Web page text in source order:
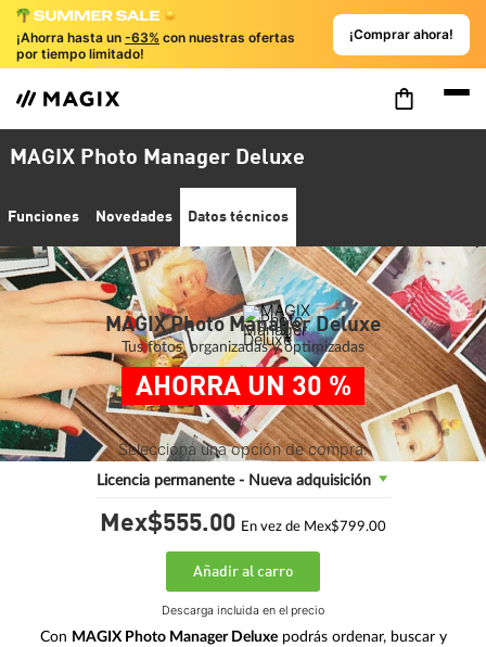
¡Ahorra hasta un -63% con nuestras ofertas
por tiempo limitado!
¡Comprar ahora!
MAGIX Photo Manager Deluxe
Funciones Novedades Datos técnicos
MAGIX Photo Manager Deluxe
Tus fotos, organizadas y optimizadas
AHORRA UN 30 %
Selecciona una opción de compra:
Licencia permanente - Nueva adquisición
Mex$555.00 En vez de Mex$799.00
Añadir al carro
Descarga incluida en el precio
Con MAGIX Photo Manager Deluxepodrás ordenar, buscar y